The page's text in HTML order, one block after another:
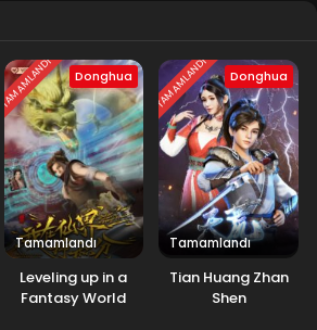
TAMAMLANDI Donghua
Tamamlandı
Leveling up in a
Fantasy World
TAMAMLANDI Donghua
Tamamlandı
Tian Huang Zhan
Shen